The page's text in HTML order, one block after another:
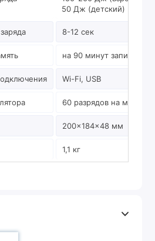
50 Дж (детский)
8-12 сек
на 90 минут записи
Wi-Fi, USB
60 разрядов на
200×184×48 мм
1,1 кг